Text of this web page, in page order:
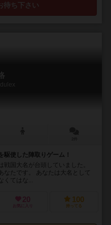
待ち下さい
駆使した陣取りゲーム！
戦国大名が台頭していました。
なたです。 あなたは大名として
くてはな...
20
お気に入り
100
持ってる